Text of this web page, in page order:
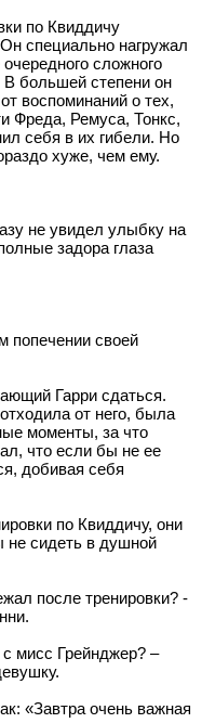
по Квиддичу
специально нагружал
сложного
В большей степени он
воспоминаний о тех,
Фреда, Ремуса, Тонкс,
себя в их гибели. Но
хуже, чем ему.
не увидел улыбку на
задора глаза
попечении своей
Гарри сдаться.
от него, была
моменты, за что
что если бы не ее
добивая себя
по Квиддичу, они
не сидеть в душной
после тренировки? -
мисс Грейнджер? –
«Завтра очень важная